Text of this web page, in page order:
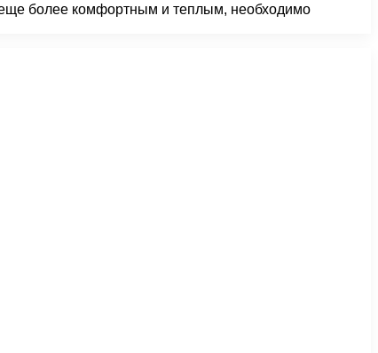
более комфортным и теплым, необходимо